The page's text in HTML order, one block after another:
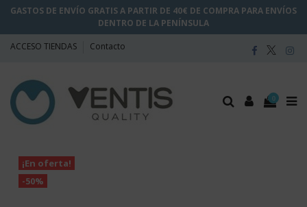
GASTOS DE ENVÍO GRATIS A PARTIR DE 40€ DE COMPRA PARA ENVÍOS
DENTRO DE LA PENÍNSULA
ACCESO TIENDAS Contacto
0
¡En oferta!
-50%